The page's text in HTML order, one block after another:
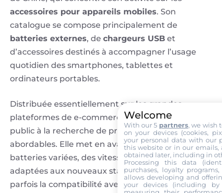
accessoires pour appareils mobiles. Son
catalogue se compose principalement de
batteries externes, de chargeurs USB et
d’accessoires destinés à accompagner l’usage
quotidien des smartphones, tablettes et
ordinateurs portables.
Distribuée essentiellement sur les grandes
plateformes de e-commerce, la marque vise un
public à la recherche de produits pratiques et
abordables. Elle met en avant des capacités de
batteries variées, des vitesses de charge
adaptées aux nouveaux standards USB-C et
parfois la compatibilité avec la charge rapide.
Welcome
With our 5 partners, we wish
on your devices (cookies,
your personal data with our
this website or in our emails,
obtained later, including in
Processing this data
purchases, loyalty
allows developing and
your devices (including